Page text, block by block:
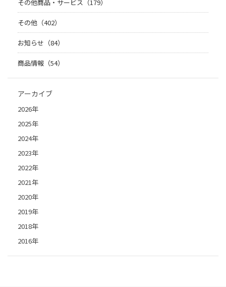
その他商品・サービス（179）
その他（402）
お知らせ（84）
商品情報（54）
アーカイブ
2026年
2025年
2024年
2023年
2022年
2021年
2020年
2019年
2018年
2016年